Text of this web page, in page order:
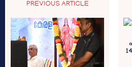
PREVIOUS ARTICLE